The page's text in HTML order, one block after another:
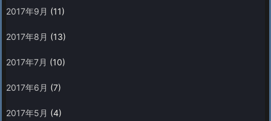
2017年9月 (11)
2017年8月 (13)
2017年7月 (10)
2017年6月 (7)
2017年5月 (4)